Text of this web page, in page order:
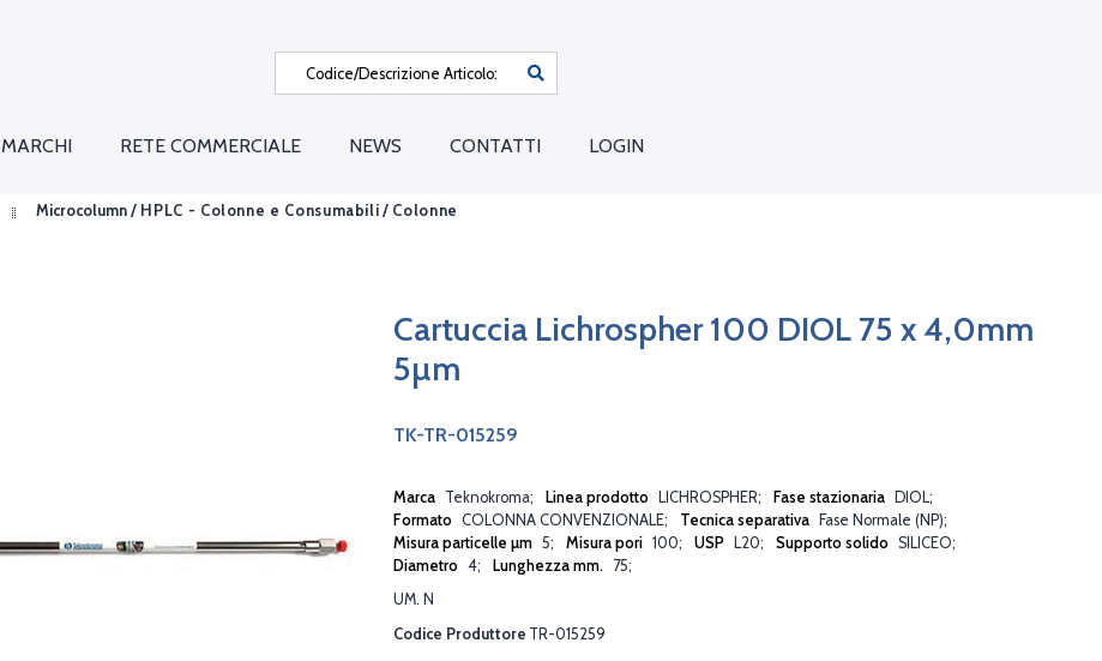
MARCHI RETE COMMERCIALE NEWS CONTATTI LOGIN
Microcolumn / HPLC - Colonne e Consumabili / Colonne
Cartuccia Lichrospher 100 DIOL 75 x 4,0mm
5µm
TK-TR-015259
Marca Teknokroma Linea prodotto LICHROSPHER Fase stazionaria
DIOL
Formato COLONNA CONVENZIONALE Tecnica separativa
Fase Normale (NP)
Misura particelle µm 5 Misura pori 100 USP L20 Supporto solido SILICEO
Diametro 4 Lunghezza mm.
75
UM. N
Codice Produttore TR-015259